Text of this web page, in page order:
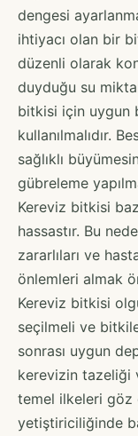
dengesi
ihtiyacı olan bir
düzenli olarak
duyduğu su
bitkisi için uygun
kullanılmalıdır.
sağlıklı
gübreleme
Kereviz bitkisi
hassastır. Bu
zararlıları ve
önlemleri almak
Kereviz bitkisi
seçilmeli ve
sonrası uygun
kerevizin tazeliği
temel ilkeleri göz
yetiştiriciliğinde